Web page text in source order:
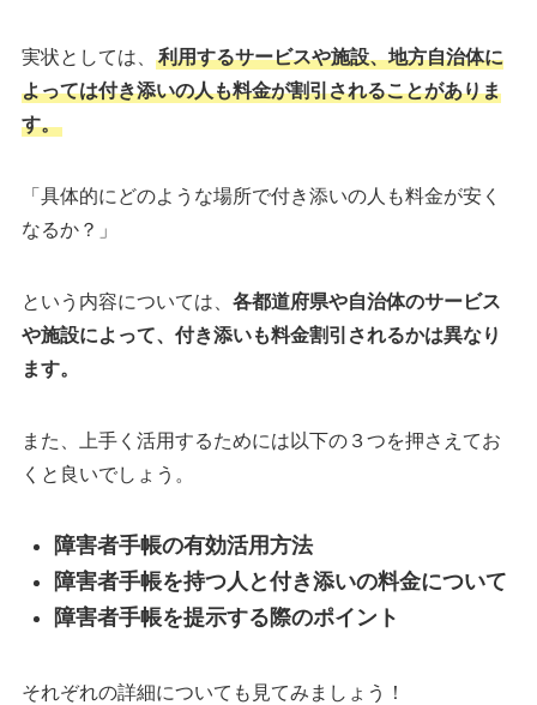
実状としては、
利用するサービスや施設、地方自治体に
よっては付き添いの人も料金が割引されることがありま
す。
「具体的にどのような場所で付き添いの人も料金が安く
なるか？」
という内容については、 各都道府県や自治体のサービス
や施設によって、付き添いも料金割引されるかは異なり
ます。
また、上手く活用するためには以下の３つを押さえてお
くと良いでしょう。
障害者手帳の有効活用方法
障害者手帳を持つ人と付き添いの料金について
障害者手帳を提示する際のポイント
それぞれの詳細についても見てみましょう！